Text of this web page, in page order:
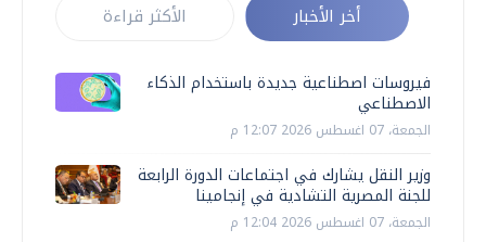
أخر الأخبار الأكثر قراءة
فيروسات اصطناعية جديدة باستخدام الذكاء
الاصطناعي
الجمعة، 07 اغسطس 2026 12:07 م
وزير النقل يشارك في اجتماعات الدورة الرابعة
للجنة المصرية التشادية في إنجامينا
الجمعة، 07 اغسطس 2026 12:04 م